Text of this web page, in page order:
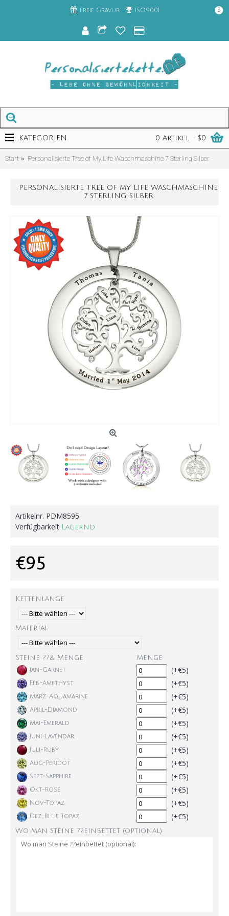
Freie Gravur ISO9001 $
0 Artikel - $0
KATEGORIEN
Start Personalisierte Tree of My Life Waschmaschine 7 Sterling Silber
PERSONALISIERTE TREE OF MY LIFE WASCHMASCHINE
7 STERLING SILBER
Artikelnr. PDM8595
Verfügbarkeit Lagernd
€95
Kettenlänge
Material
Steine ??& Menge Menge
Jan-Garnet (+€5)
Feb-Amethyst (+€5)
März-Aquamarine (+€5)
April-Diamond (+€5)
Mai-Emerald (+€5)
Juni-Lavendar (+€5)
Juli-Ruby (+€5)
Aug-Peridot (+€5)
Sept-Sapphire (+€5)
Okt-Rose (+€5)
Nov-Topaz (+€5)
Dez-Blue Topaz (+€5)
Wo man Steine ??einbettet (optional):